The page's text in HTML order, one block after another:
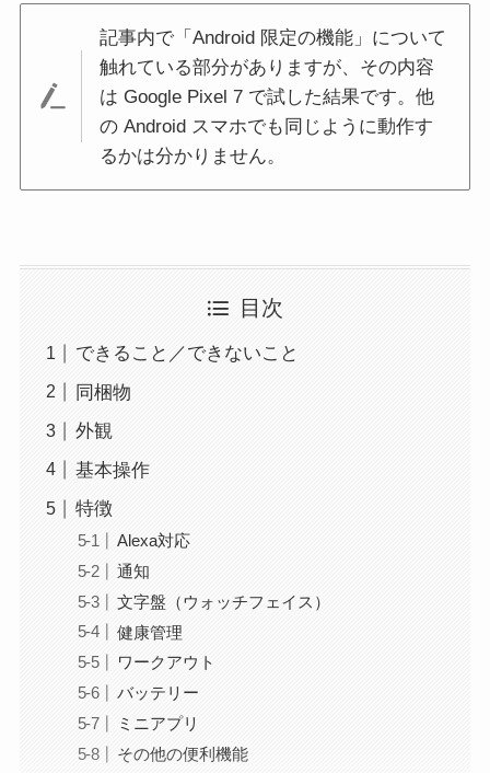
記事内で「Android 限定の機能」について
触れている部分がありますが、その内容
は Google Pixel 7 で試した結果です。他
の Android スマホでも同じように動作す
るかは分かりません。
目次
できること／できないこと
同梱物
外観
基本操作
特徴
Alexa対応
通知
文字盤（ウォッチフェイス）
健康管理
ワークアウト
バッテリー
ミニアプリ
その他の便利機能